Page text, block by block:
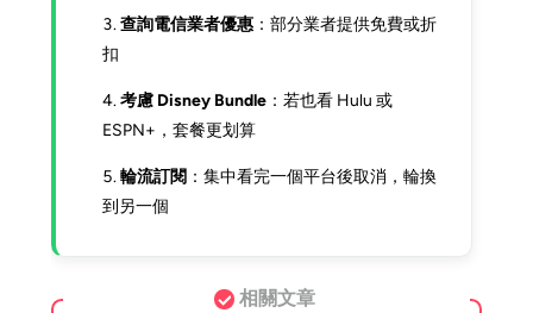
查詢電信業者優惠 ：部分業者提供免費或折
扣
考慮 Disney Bundle ：若也看 Hulu 或
ESPN+，套餐更划算
輪流訂閱 ：集中看完一個平台後取消，輪換
到另一個
相關文章